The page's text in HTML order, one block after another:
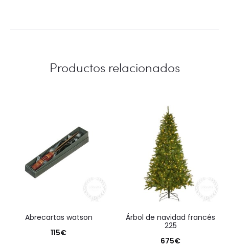
Productos relacionados
abrecartas watson
115€
árbol de navidad francés
225
675€